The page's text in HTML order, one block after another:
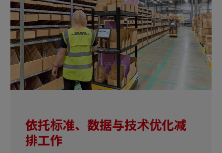
依托标准、数据与技术优化减
排工作